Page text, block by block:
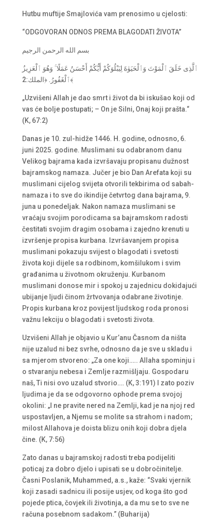
Hutbu muftije Smajlovića vam prenosimo u cjelosti:
“ODGOVORAN ODNOS PREMA BLAGODATI ŽIVOTA”
بسم الله الرحمن الرجيم
ٱلَّذِى خَلَقَ ٱلْمَوْتَ وَٱلْحَيَوٰةَ لِيَبْلُوَكُمْ أَيُّكُمْ أَحْسَنُ عَمَلًا ۚ وَهُوَ ٱلْعَزِيزُ
ٱلْغَفُورُ. ﴿الملك:2﴾
„Uzvišeni Allah je dao smrt i život da bi iskušao koji od
vas će bolje postupati; – On je Silni, Onaj koji prašta.“
(K, 67:2)
Danas je 10. zul-hidže 1446. H. godine, odnosno, 6.
juni 2025. godine. Muslimani su odabranom danu
Velikog bajrama kada izvršavaju propisanu dužnost
bajramskog namaza. Jučer je bio Dan Arefata koji su
muslimani cijelog svijeta otvorili tekbirima od sabah-
namaza i to sve do ikindije četvrtog dana bajrama, 9.
juna u ponedeljak. Nakon namaza muslimani se
vraćaju svojim porodicama sa bajramskom radosti
čestitati svojim dragim osobama i zajedno krenuti u
izvršenje propisa kurbana. Izvršavanjem propisa
muslimani pokazuju svijest o blagodati i svetosti
života koji dijele sa rodbinom, komšilukom i svim
građanima u životnom okruženju. Kurbanom
muslimani donose mir i spokoj u zajednicu dokidajući
ubijanje ljudi činom žrtvovanja odabrane životinje.
Propis kurbana kroz povijest ljudskog roda pronosi
važnu lekciju o blagodati i svetosti života.
Uzvišeni Allah je objavio u Kur’anu Časnom da ništa
nije uzalud ni bez svrhe, odnosno da je sve u skladu i
sa mjerom stvoreno: „Za one koji….. Allaha spominju i
o stvaranju nebesa i Zemlje razmišljaju. Gospodaru
naš, Ti nisi ovo uzalud stvorio…. (K, 3:191) I zato poziv
ljudima je da se odgovorno ophode prema svojoj
okolini: „I ne pravite nered na Zemlji, kad je na njoj red
uspostavljen, a Njemu se molite sa strahom i nadom;
milost Allahova je doista blizu onih koji dobra djela
čine. (K, 7:56)
Zato danas u bajramskoj radosti treba podijeliti
poticaj za dobro djelo i upisati se u dobročinitelje.
Časni Poslanik, Muhammed, a.s., kaže: “Svaki vjernik
koji zasadi sadnicu ili posije usjev, od koga što god
pojede ptica, čovjek ili životinja, a da mu se to sve ne
računa posebnom sadakom.” (Buharija)